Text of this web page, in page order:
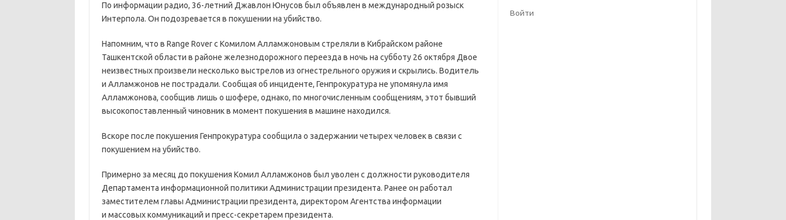
По информации радио, 36-летний Джавлон Юнусов был объявлен в международный розыск
Интерпола. Он подозревается в покушении на убийство.
Напомним, что в Range Rover с Комилом Алламжоновым стреляли в Кибрайском районе
Ташкентской области в районе железнодорожного переезда в ночь на субботу 26 октября Двое
неизвестных произвели несколько выстрелов из огнестрельного оружия и скрылись. Водитель
и Алламжонов не пострадали. Сообщая об инциденте, Генпрокуратура не упомянула имя
Алламжонова, сообщив лишь о шофере, однако, по многочисленным сообщениям, этот бывший
высокопоставленный чиновник в момент покушения в машине находился.
Вскоре после покушения Генпрокуратура сообщила о задержании четырех человек в связи с
покушением на убийство.
Примерно за месяц до покушения Комил Алламжонов был уволен с должности руководителя
Департамента информационной политики Администрации президента. Ранее он работал
заместителем главы Администрации президента, директором Агентства информации
и массовых коммуникаций и пресс-секретарем президента.
Войти